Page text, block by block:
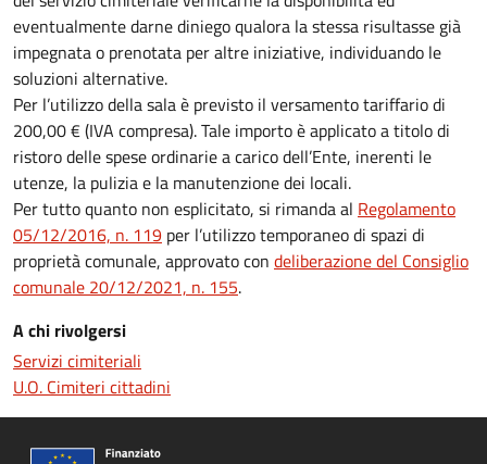
eventualmente darne diniego qualora la stessa risultasse già
impegnata o prenotata per altre iniziative, individuando le
soluzioni alternative.
Per l’utilizzo della sala è previsto il versamento tariffario di
200,00 € (IVA compresa). Tale importo è applicato a titolo di
ristoro delle spese ordinarie a carico dell’Ente, inerenti le
utenze, la pulizia e la manutenzione dei locali.
Per tutto quanto non esplicitato, si rimanda al Regolamento
05/12/2016, n. 119 per l’utilizzo temporaneo di spazi di
proprietà comunale, approvato con deliberazione del Consiglio
comunale 20/12/2021, n. 155.
A chi rivolgersi
Servizi cimiteriali
U.O. Cimiteri cittadini